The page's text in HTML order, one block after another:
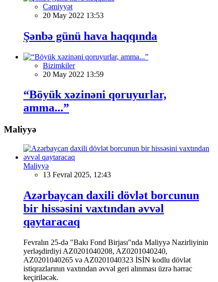
Cəmiyyət
20 May 2022 13:53
Şənbə günü hava haqqında
Bizimkiler
20 May 2022 13:59
“Böyük xəzinəni qoruyurlar,
amma...”
Maliyyə
Maliyyə
13 Fevral 2025, 12:43
Azərbaycan daxili dövlət borcunun
bir hissəsini vaxtından əvvəl
qaytaracaq
Fevralın 25-də "Bakı Fond Birjası"nda Maliyyə Nazirliyinin
yerləşdirdiyi AZ0201040208, AZ0201040240,
AZ0201040265 və AZ0201040323 İSİN kodlu dövlət
istiqrazlarının vaxtından əvvəl geri alınması üzrə hərrac
keçiriləcək.